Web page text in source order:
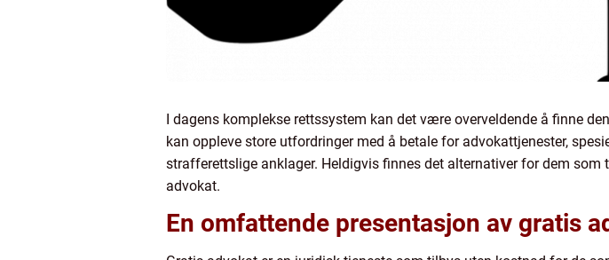
I dagens komplekse rettssystem kan det være overveldende å finne
kan oppleve store utfordringer med å betale for advokattjenester,
strafferettslige anklager. Heldigvis finnes det alternativer for dem
advokat.
En omfattende presentasjon av gratis